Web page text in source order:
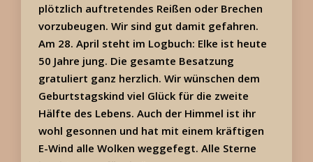
plötzlich auftretendes Reißen oder Brechen
vorzubeugen. Wir sind gut damit gefahren.
Am 28. April steht im Logbuch: Elke ist heute
50 Jahre jung. Die gesamte Besatzung
gratuliert ganz herzlich. Wir wünschen dem
Geburtstagskind viel Glück für die zweite
Hälfte des Lebens. Auch der Himmel ist ihr
wohl gesonnen und hat mit einem kräftigen
E-Wind alle Wolken weggefegt. Alle Sterne